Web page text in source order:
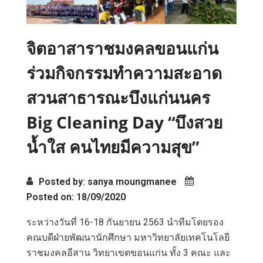
จิตอาสาราชมงคลขอนแก่น
ร่วมกิจกรรมทำความสะอาด
สวนสาธารณะบึงแก่นนคร
Big Cleaning Day “บึงสวย
น้ำใส คนไทยมีความสุข”
Posted by: sanya moungmanee
Posted on: 18/09/2020
ระหว่างวันที่ 16-18 กันยายน 2563 นำทีมโดยรอง
คณบดีฝ่ายพัฒนานักศึกษา มหาวิทยาลัยเทคโนโลยี
ราชมงคลอีสาน วิทยาเขตขอนแก่น ทั้ง 3 คณะ และ